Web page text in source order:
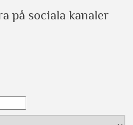
på sociala kanaler